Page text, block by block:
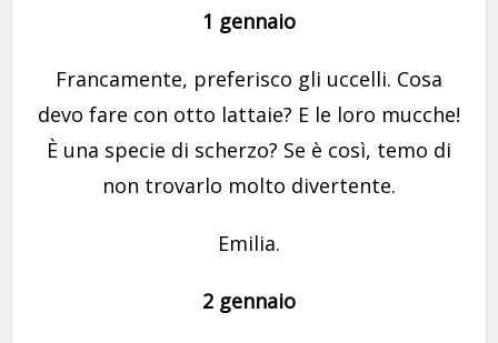
1 gennaio
Francamente, preferisco gli uccelli. Cosa
devo fare con otto lattaie? E le loro mucche!
È una specie di scherzo? Se è così, temo di
non trovarlo molto divertente.
Emilia.
2 gennaio